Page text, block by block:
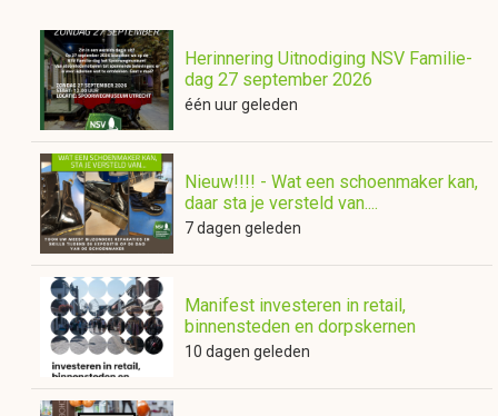
Herinnering Uitnodiging NSV Familie-
dag 27 september 2026
één uur geleden
Nieuw!!!! - Wat een schoenmaker kan,
daar sta je versteld van....
7 dagen geleden
Manifest investeren in retail,
binnensteden en dorpskernen
10 dagen geleden